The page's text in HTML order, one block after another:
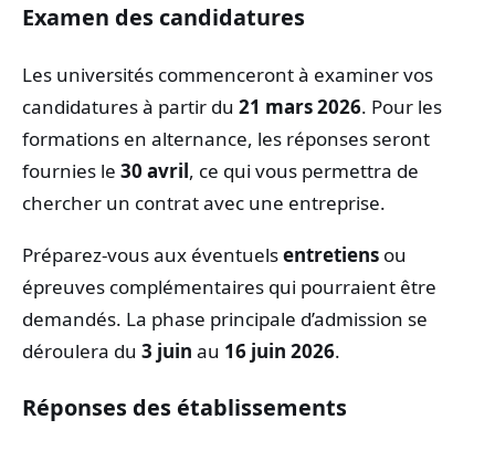
Examen des candidatures
Les universités commenceront à examiner vos
candidatures à partir du 21 mars 2026. Pour les
formations en alternance, les réponses seront
fournies le 30 avril, ce qui vous permettra de
chercher un contrat avec une entreprise.
Préparez-vous aux éventuelsentretiens ou
épreuves complémentaires qui pourraient être
demandés. La phase principale d’admission se
déroulera du 3 juin au 16 juin 2026.
Réponses des établissements